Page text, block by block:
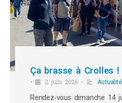
Ça brasse à Crolles !
• 2 juin 2026 •
Rendez-vous dimanche 14